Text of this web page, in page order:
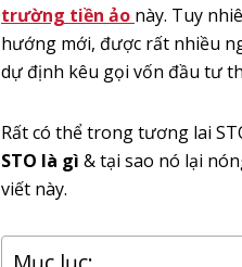
trường tiền ảo này. Tuy
hướng mới, được rất nhiều
dự định kêu gọi vốn đầu tư
Rất có thể trong tương lai
STO là gì & tại sao nó lại
viết này.